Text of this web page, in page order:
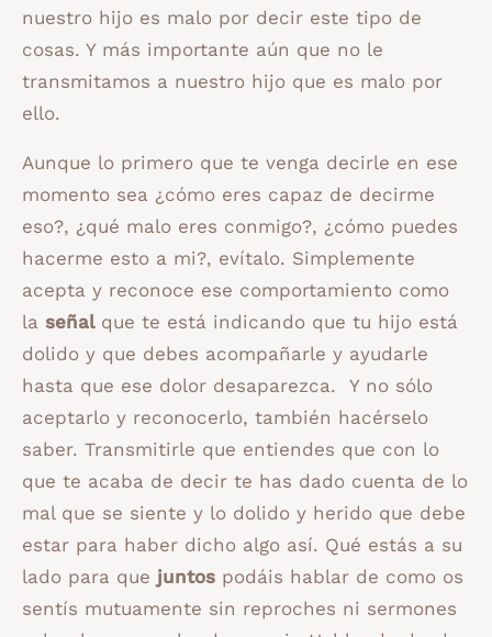
nuestro hijo es malo por decir este tipo de
cosas. Y más importante aún que no le
transmitamos a nuestro hijo que es malo por
ello.
Aunque lo primero que te venga decirle en ese
momento sea ¿cómo eres capaz de decirme
eso?, ¿qué malo eres conmigo?, ¿cómo puedes
hacerme esto a mi?, evítalo. Simplemente
acepta y reconoce ese comportamiento como
la señalque te está indicando que tu hijo está
dolido y que debes acompañarle y ayudarle
hasta que ese dolor desaparezca. Y no sólo
aceptarlo y reconocerlo, también hacérselo
saber. Transmitirle que entiendes que con lo
que te acaba de decir te has dado cuenta de lo
mal que se siente y lo dolido y herido que debe
estar para haber dicho algo así. Qué estás a su
lado para que juntos podáis hablar de como os
sentís mutuamente sin reproches ni sermones